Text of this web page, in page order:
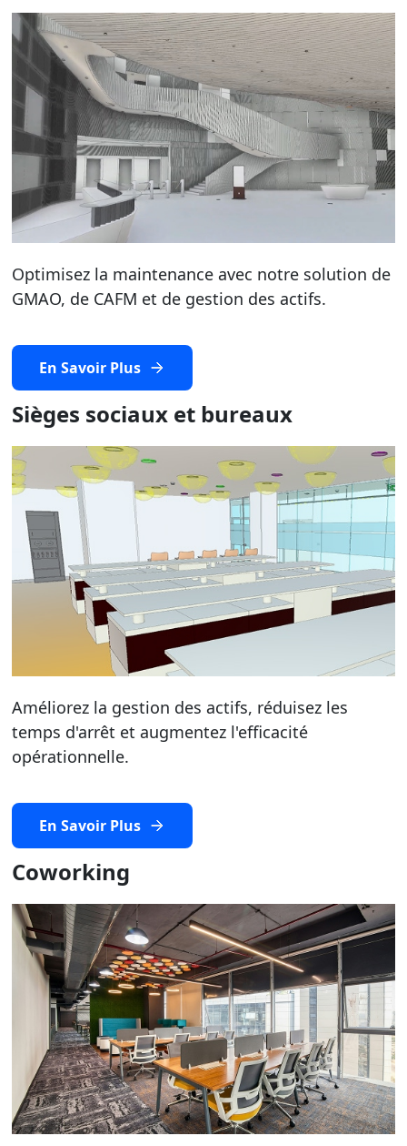
Optimisez la maintenance avec notre solution de
GMAO, de CAFM et de gestion des actifs.
En Savoir Plus
Sièges sociaux et bureaux
Améliorez la gestion des actifs, réduisez les
temps d'arrêt et augmentez l'efficacité
opérationnelle.
En Savoir Plus
Coworking